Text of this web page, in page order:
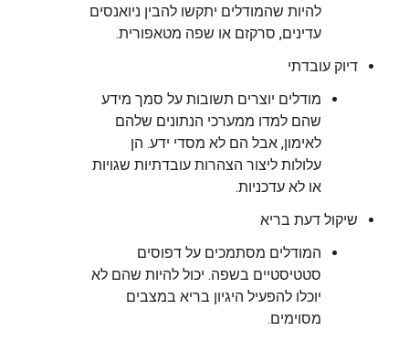
להיות שהמודלים יתקשו להבין ניואנסים
עדינים, סרקזם או שפה מטאפורית.
דיוק עובדתי
מודלים יוצרים תשובות על סמך מידע
שהם למדו ממערכי הנתונים שלהם
לאימון, אבל הם לא מסדי ידע. הן
עלולות ליצור הצהרות עובדתיות שגויות
או לא עדכניות.
שיקול דעת בריא
המודלים מסתמכים על דפוסים
סטטיסטיים בשפה. יכול להיות שהם לא
יוכלו להפעיל היגיון בריא במצבים
מסוימים.